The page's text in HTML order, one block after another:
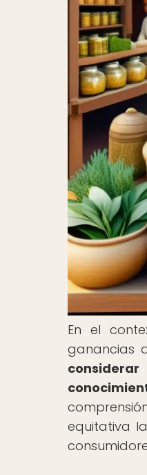
En el
ganancias
equitativa